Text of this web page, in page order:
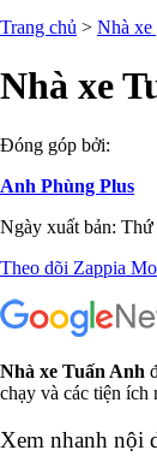
Trang chủ > Nhà xe
Nhà xe
Đóng góp bởi:
Anh Phùng Plus
Ngày xuất bản:
Theo dõi Zappia
Nhà xe Tuấn Anh
chạy và các tiện ích
Xem nhanh nội